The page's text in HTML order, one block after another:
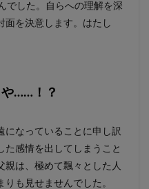
でした。自らへの理解を深
面を決意します。はたし
や……！？
になっていることに申し訳
た感情を出してしまうこと
親は、極めて飄々とした人
も見せませんでした。